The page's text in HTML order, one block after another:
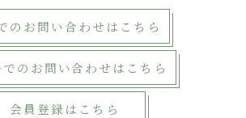
のお問い合わせはこちら
でのお問い合わせはこちら
会員登録はこちら